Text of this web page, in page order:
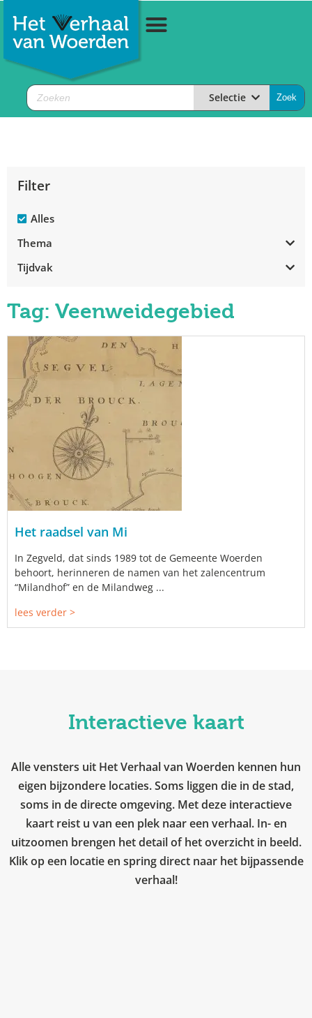
Selectie
Filter
Alles
Thema
Tijdvak
Tag: Veenweidegebied
Het raadsel van Mi
In Zegveld, dat sinds 1989 tot de Gemeente Woerden
behoort, herinneren de namen van het zalencentrum
“Milandhof” en de Milandweg ...
lees verder >
Interactieve kaart
Alle vensters uit Het Verhaal van Woerden kennen hun
eigen bijzondere locaties. Soms liggen die in de stad,
soms in de directe omgeving. Met deze interactieve
kaart reist u van een plek naar een verhaal. In- en
uitzoomen brengen het detail of het overzicht in beeld.
Klik op een locatie en spring direct naar het bijpassende
verhaal!